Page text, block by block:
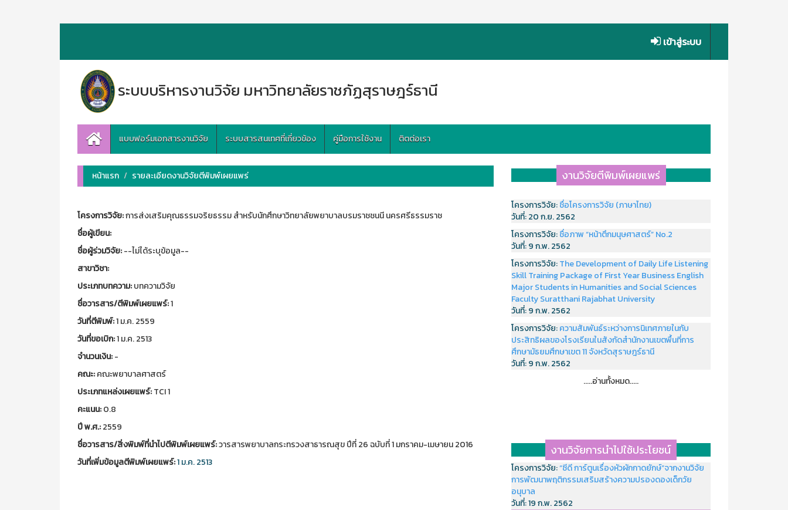
เข้าสู่ระบบ
ระบบบริหารงานวิจัย มหาวิทยาลัยราชภัฏสุราษฎร์ธานี
แบบฟอร์มเอกสารงานวิจัย ระบบสารสนเทศที่เกี่ยวข้อง คู่มือการใช้งาน ติตต่อเรา
หน้าแรก รายละเอียดงานวิจัยตีพิมพ์เผยแพร่
โครงการวิจัย:การส่งเสริมคุณธรรมจริยธรรม สำหรับนักศึกษาวิทยาลัยพยาบาลบรมราชชนนี นครศรีธรรมราช
ชื่อผู้เขียน:
ชื่อผู้ร่วมวิจัย:--ไม่ได้ระบุข้อมูล--
สาขาวิชา:
ประเภทบทความ:บทความวิจัย
ชื่อวารสาร/ตีพิมพ์เผยแพร์:1
วันที่ตีพิมพ์:1 ม.ค. 2559
วันที่ขอเบิก:1 ม.ค. 2513
จำนวนเงิน:-
คณะ:คณะพยาบาลศาสตร์
ประเภทแหล่งเผยแพร์:TCI 1
คะแนน:0.8
ปี พ.ศ.:2559
ชื่อวารสาร/สิ่งพิมพ์ที่นำไปตีพิมพ์เผยแพร์:วารสารพยาบาลกระทรวงสาธารณสุข ปีที่ 26 ฉบับที่ 1 มกราคม-เมษายน 2016
วันที่เพิ่มข้อมูลตีพิมพ์เผยแพร์:1 ม.ค. 2513
งานวิจัยตีพิมพ์เผยแพร่
โครงการวิจัย:ชื่อโครงการวิจัย (ภาษาไทย)
วันที่:20 ก.ย. 2562
โครงการวิจัย:ชื่อภาพ “หน้าตึกมนุษศาสตร์” No.2
วันที่:9 ก.พ. 2562
โครงการวิจัย:The Development of Daily Life Listening
Skill Training Package of First Year Business English
Major Students in Humanities and Social Sciences
Faculty Suratthani Rajabhat University
วันที่:9 ก.พ. 2562
โครงการวิจัย:ความสัมพันธ์ระหว่างการนิเทศภายในกับ
ประสิทธิผลของโรงเรียนในสังกัดสำนักงานเขตพื้นที่การ
ศึกษามัธยมศึกษาเขต 11 จังหวัดสุราษฎร์ธานี
วันที่:9 ก.พ. 2562
.....อ่านทั้งหมด.....
งานวิจัยการนำไปใช้ประโยชน์
โครงการวิจัย:“ซีดี การ์ตูนเรื่องหัวผักกาดยักษ์”จากงานวิจัย
การพัฒนาพฤติกรรมเสริมสร้างความปรองดองเด็กวัย
อนุบาล
วันที่:19 ก.พ. 2562